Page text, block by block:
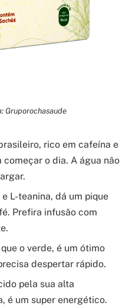
Gruporochasaude
rico em cafeína e
o dia. A água não
L-teanina, dá um pique
Prefira infusão com
o verde, é um ótimo
despertar rápido.
pela sua alta
é um super energético.